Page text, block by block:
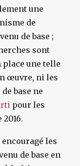
une
de
de base ;
sont
place une telle
œuvre, ni les
base ne
pour les
les
de base en